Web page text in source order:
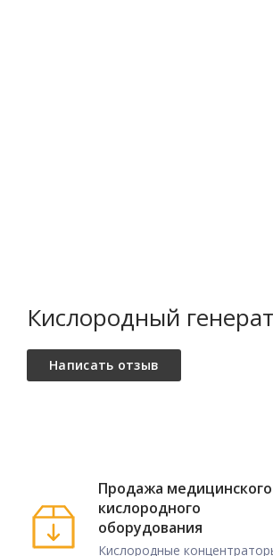
✓ Удобство:
✓ Простота
установки:
Крепление
Кислородный
Продажа медицинского
кислородного
оборудования
Кислородные